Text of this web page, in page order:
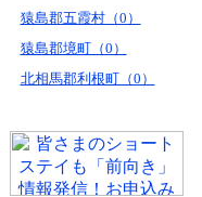
猿島郡五霞村（0）
猿島郡境町（0）
北相馬郡利根町（0）